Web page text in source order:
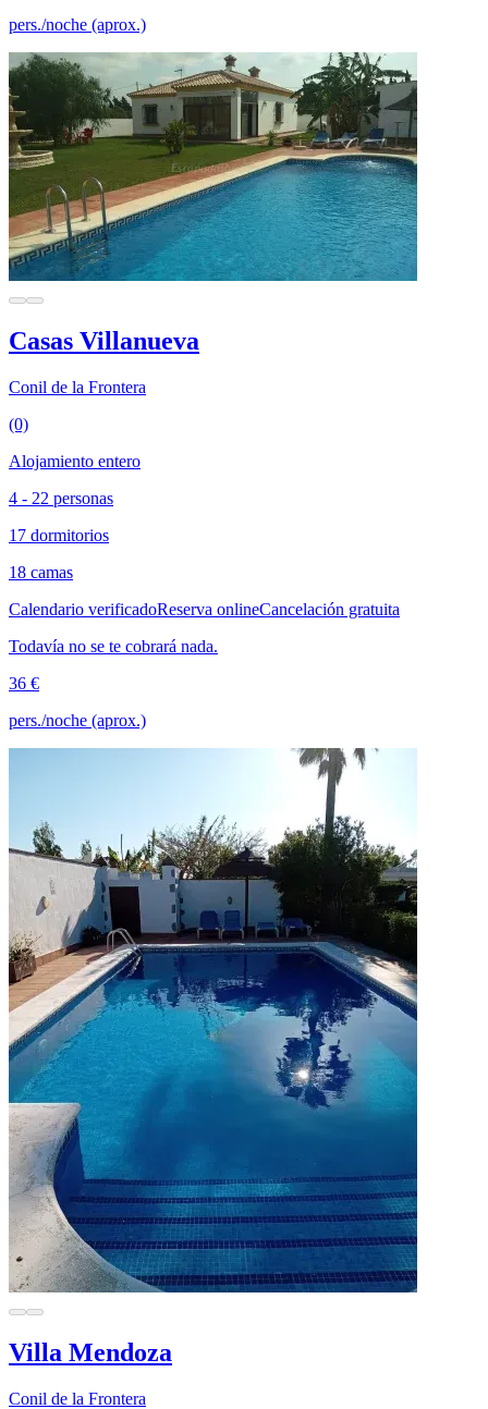
pers./noche (aprox.)
Casas Villanueva
Conil de la Frontera
(0)
Alojamiento entero
4 - 22 personas
17 dormitorios
18 camas
Calendario verificadoReserva onlineCancelación gratuita
Todavía no se te cobrará nada.
36 €
pers./noche (aprox.)
Villa Mendoza
Conil de la Frontera